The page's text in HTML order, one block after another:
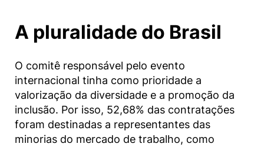
A pluralidade do Brasil
O comitê responsável pelo evento
internacional tinha como prioridade a
valorização da diversidade e a promoção da
inclusão. Por isso, 52,68% das contratações
foram destinadas a representantes das
minorias do mercado de trabalho, como